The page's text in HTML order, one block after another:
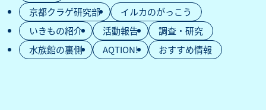
京都クラゲ研究部
イルカのがっこう
いきもの紹介
活動報告
調査・研究
水族館の裏側
AQTION! おすすめ情報